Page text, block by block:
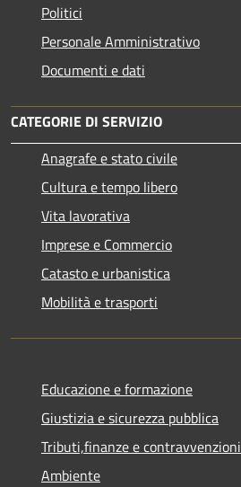
Politici
Personale Amministrativo
Documenti e dati
CATEGORIE DI SERVIZIO
Anagrafe e stato civile
Cultura e tempo libero
Vita lavorativa
Imprese e Commercio
Catasto e urbanistica
Mobilità e trasporti
Educazione e formazione
Giustizia e sicurezza pubblica
Tributi,finanze e contravvenzioni
Ambiente